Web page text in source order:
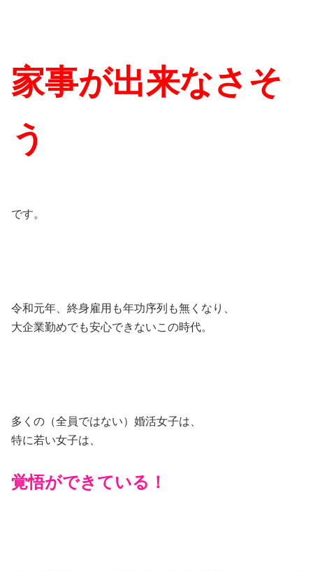
家事が出来なさそ
う
です。
令和元年、終身雇用も年功序列も無くなり、
大企業勤めでも安心できないこの時代。
多くの（全員ではない）婚活女子は、
特に若い女子は、
覚悟ができている！